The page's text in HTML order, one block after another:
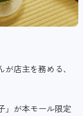
店主を務める、
」が本モール限定